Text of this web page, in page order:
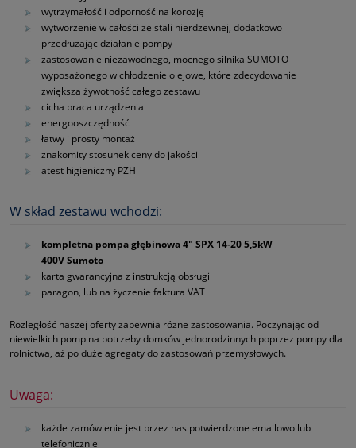
wytrzymałość i odporność na korozję
wytworzenie w całości ze stali nierdzewnej, dodatkowo
przedłużając działanie pompy
zastosowanie niezawodnego, mocnego silnika SUMOTO
wyposażonego w chłodzenie olejowe, które zdecydowanie
zwiększa żywotność całego zestawu
cicha praca urządzenia
energooszczędność
łatwy i prosty montaż
znakomity stosunek ceny do jakości
atest higieniczny PZH
W skład zestawu wchodzi:
kompletna pompa głębinowa 4" SPX 14‑20 5,5kW
400V Sumoto
karta gwarancyjna z instrukcją obsługi
paragon, lub na życzenie faktura VAT
Rozległość naszej oferty zapewnia różne zastosowania. Poczynając od
niewielkich pomp na potrzeby domków jednorodzinnych poprzez pompy dla
rolnictwa, aż po duże agregaty do zastosowań przemysłowych.
Uwaga:
każde zamówienie jest przez nas potwierdzone emailowo lub
telefonicznie